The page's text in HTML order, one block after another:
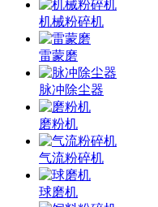
机械粉碎机
雷蒙磨
脉冲除尘器
磨粉机
气流粉碎机
球磨机